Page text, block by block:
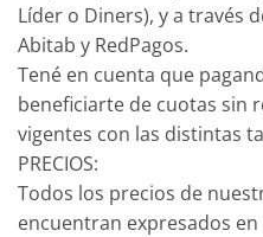
Líder o Diners), y a través
Abitab y RedPagos.
Tené en cuenta que
beneficiarte de cuotas sin
vigentes con las distintas
PRECIOS:
Todos los precios de
encuentran expresados